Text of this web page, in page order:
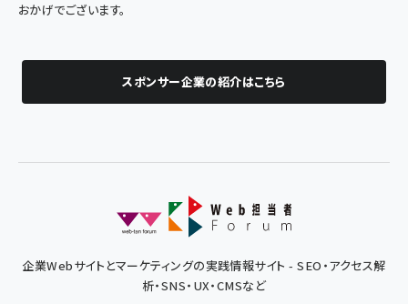
おかげでございます。
スポンサー企業の紹介はこちら
企業Webサイトとマーケティングの実践情報サイト - SEO・アクセス解
析・SNS・UX・CMSなど